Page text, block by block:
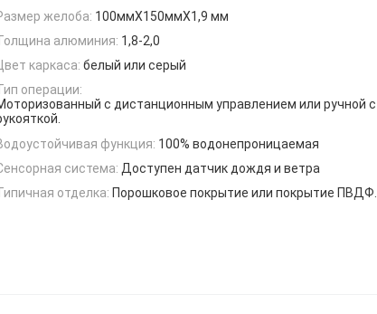
желоба: 100ммX150ммX1,9 мм
алюминия: 1,8-2,0
Цвет каркаса: белый или серый
операции:
с дистанционным управлением или ручной с
функция: 100% водонепроницаемая
система: Доступен датчик дождя и ветра
отделка: Порошковое покрытие или покрытие ПВДФ.